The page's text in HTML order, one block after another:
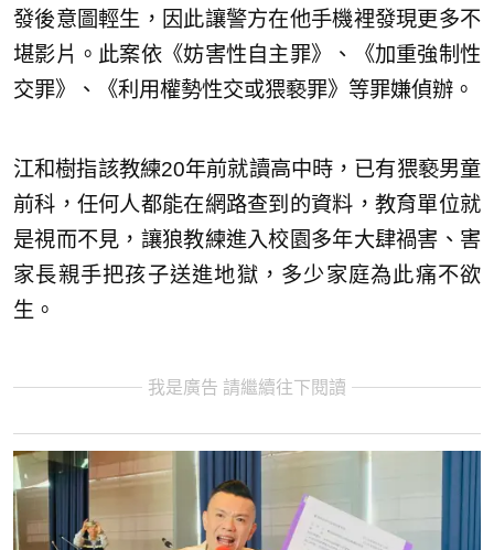
發後意圖輕生，因此讓警方在他手機裡發現更多不
堪影片。此案依《妨害性自主罪》、《加重強制性
交罪》、《利用權勢性交或猥褻罪》等罪嫌偵辦。
江和樹指該教練20年前就讀高中時，已有猥褻男童
前科，任何人都能在網路查到的資料，教育單位就
是視而不見，讓狼教練進入校園多年大肆禍害、害
家長親手把孩子送進地獄，多少家庭為此痛不欲
生。
我是廣告 請繼續往下閱讀